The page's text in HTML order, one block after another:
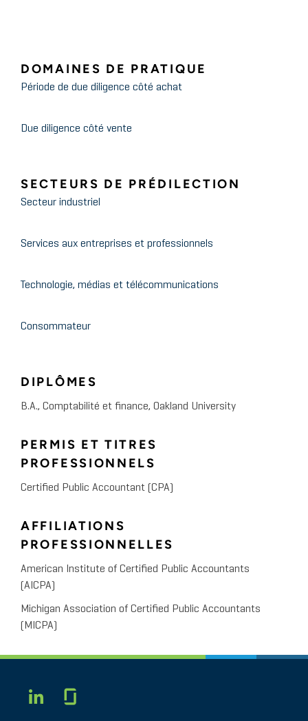
DOMAINES DE PRATIQUE
Période de due diligence côté achat
Due diligence côté vente
SECTEURS DE PRÉDILECTION
Secteur industriel
Services aux entreprises et professionnels
Technologie, médias et télécommunications
Consommateur
DIPLÔMES
B.A., Comptabilité et finance, Oakland University
PERMIS ET TITRES
PROFESSIONNELS
Certified Public Accountant (CPA)
AFFILIATIONS
PROFESSIONNELLES
American Institute of Certified Public Accountants
(AICPA)
Michigan Association of Certified Public Accountants
(MICPA)
LINKEDIN